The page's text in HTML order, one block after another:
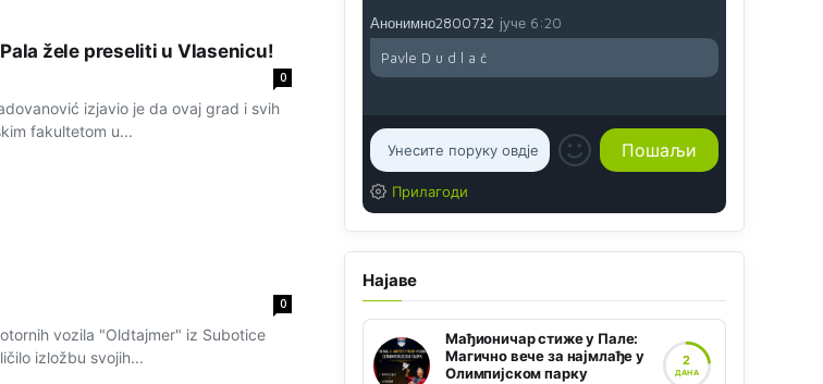
žele preseliti u Vlasenicu!
0
izjavio je da ovaj grad i svih
fakultetom u...
0
vozila "Oldtajmer" iz Subotice
izložbu svojih...
Анонимно2800732 јуче 6:20
Pavle D u d l a č
Прилагоди
Најаве
Мађионичар стиже у Пале:
Магично вече за најмлађе у
Олимпијском парку
2
ДАНА